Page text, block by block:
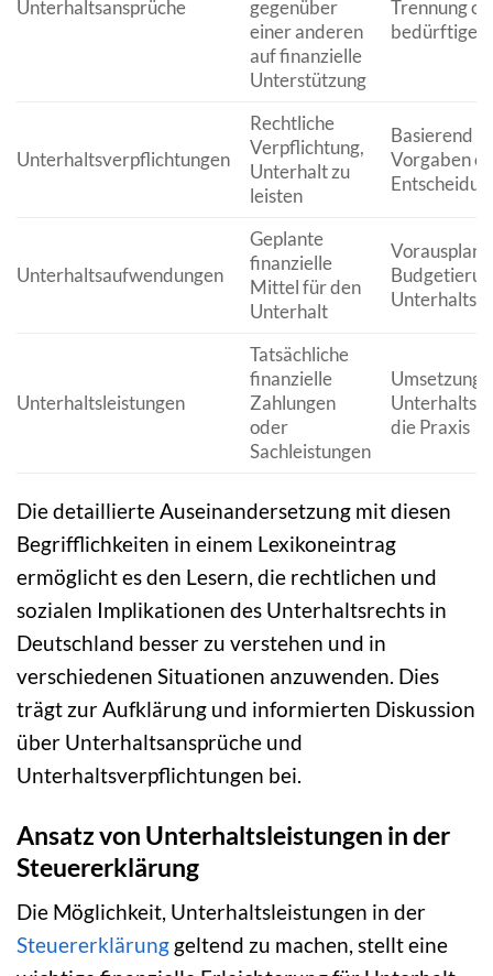
Unterhaltsansprüche
gegenüber
einer anderen
auf finanzielle
Unterstützung
Trennung
bedürftige
Unterhaltsverpflichtungen
Rechtliche
Verpflichtung,
Unterhalt zu
leisten
Basierend
Vorgaben
Unterhaltsaufwendungen
Geplante
finanzielle
Mittel für den
Unterhalt
Unterhaltsleistungen
Tatsächliche
finanzielle
Zahlungen
oder
Sachleistungen
Umsetzung
die Praxis
Die detaillierte Auseinandersetzung mit diesen
Begrifflichkeiten in einem Lexikoneintrag
ermöglicht es den Lesern, die rechtlichen und
sozialen Implikationen des Unterhaltsrechts in
Deutschland besser zu verstehen und in
verschiedenen Situationen anzuwenden. Dies
trägt zur Aufklärung und informierten Diskussion
über Unterhaltsansprüche und
Unterhaltsverpflichtungen bei.
Ansatz von Unterhaltsleistungen in der
Steuererklärung
Die Möglichkeit, Unterhaltsleistungen in der
Steuererklärung geltend zu machen, stellt eine